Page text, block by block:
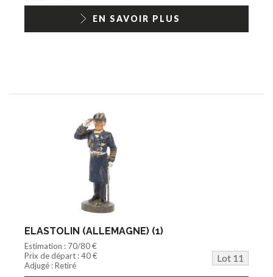
EN SAVOIR PLUS
ELASTOLIN (ALLEMAGNE) (1)
Estimation : 70/80 €
Prix de départ : 40 €
Lot 11
Adjugé : Retiré